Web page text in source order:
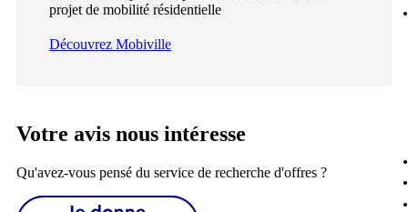
projet de mobilité résidentielle
Découvrez Mobiville
Votre avis nous intéresse
Qu'avez-vous pensé du service de recherche d'offres ?